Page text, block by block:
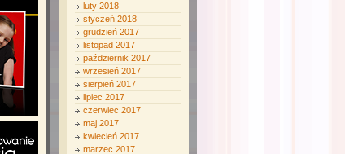
luty 2018
styczeń 2018
grudzień 2017
listopad 2017
październik 2017
wrzesień 2017
sierpień 2017
lipiec 2017
czerwiec 2017
maj 2017
kwiecień 2017
marzec 2017